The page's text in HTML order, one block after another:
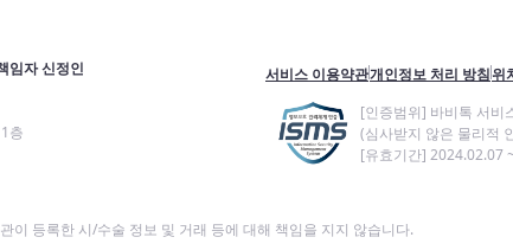
임자 신정인
층
서비스 이용약관개인정보 처리 방침위
[인증범위] 바비톡 서비
(심사받지 않은 물리적
[유효기간] 2024.02.07
이 등록한 시/수술 정보 및 거래 등에 대해 책임을 지지 않습니다.